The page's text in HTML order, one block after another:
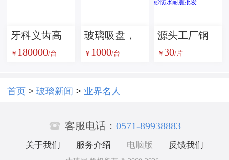
牙科义齿高
温炉
￥ 180000/台
玻璃吸盘，
玻璃吸吊
盘，无痕吸
￥ 1000/台
源头工厂钢
化玻璃鼠标
批发
￥ 30/片
首页 > 玻璃新闻 > 业界名人
 客服电话： 0571-89938883
关于我们 服务介绍 电脑版 反馈我们